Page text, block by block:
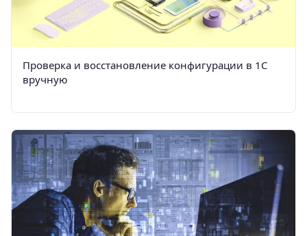
Проверка и восстановление конфигурации в 1С
вручную